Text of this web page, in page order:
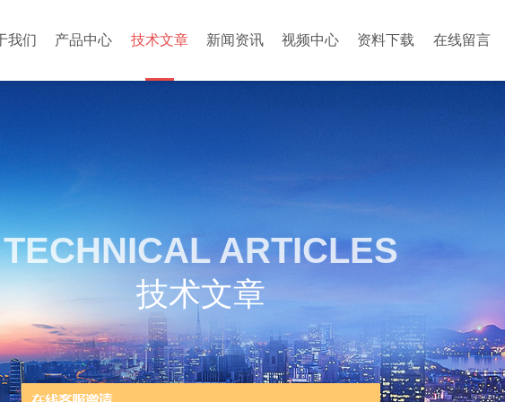
我们 产品中心 技术文章 新闻资讯 视频中心 资料下载 在线留言
TECHNICAL ARTICLES
技术文章